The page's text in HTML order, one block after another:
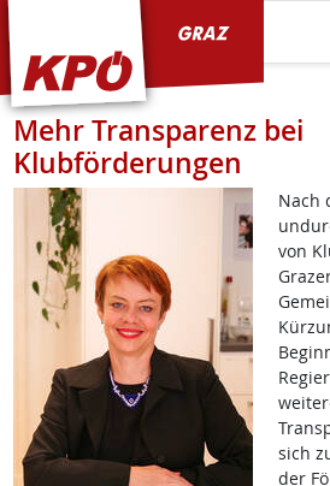
Mehr Transparenz bei
Klubförderungen
Nach
von
sich
der